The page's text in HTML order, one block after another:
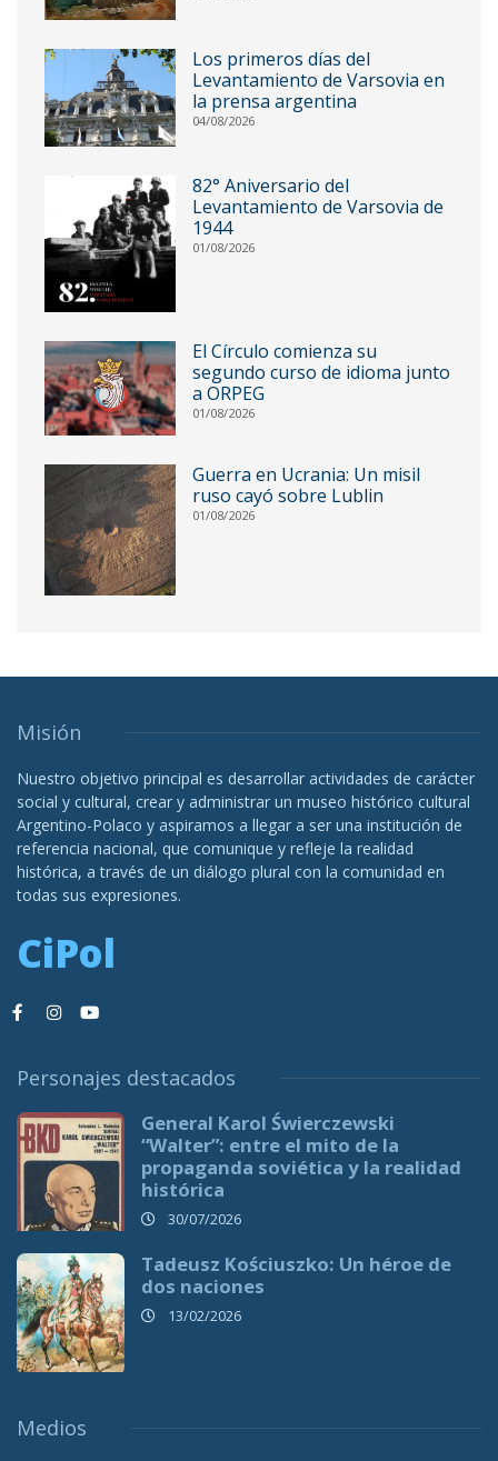
Los primeros días del
Levantamiento de Varsovia en
la prensa argentina
04/08/2026
82° Aniversario del
Levantamiento de Varsovia de
1944
01/08/2026
El Círculo comienza su
segundo curso de idioma junto
a ORPEG
01/08/2026
Guerra en Ucrania: Un misil
ruso cayó sobre Lublin
01/08/2026
Misión
Nuestro objetivo principal es desarrollar actividades de carácter
social y cultural, crear y administrar un museo histórico cultural
Argentino-Polaco y aspiramos a llegar a ser una institución de
referencia nacional, que comunique y refleje la realidad
histórica, a través de un diálogo plural con la comunidad en
todas sus expresiones.
CiPol
Personajes destacados
General Karol Świerczewski
“Walter”: entre el mito de la
propaganda soviética y la realidad
histórica
30/07/2026
Tadeusz Kościuszko: Un héroe de
dos naciones
13/02/2026
Medios